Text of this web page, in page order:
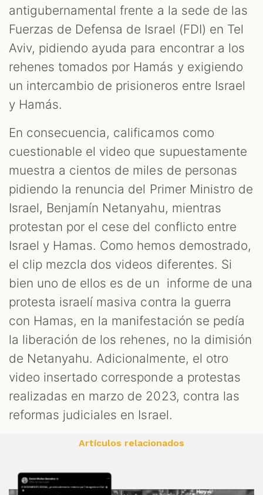
antigubernamental frente a la sede de las
Fuerzas de Defensa de Israel (FDI) en Tel
Aviv, pidiendo ayuda para encontrar a los
rehenes tomados por Hamás y exigiendo
un intercambio de prisioneros entre Israel
y Hamás.
En consecuencia, calificamos como
cuestionable el video que supuestamente
muestra a cientos de miles de personas
pidiendo la renuncia del Primer Ministro de
Israel, Benjamín Netanyahu, mientras
protestan por el cese del conflicto entre
Israel y Hamas. Como hemos demostrado,
el clip mezcla dos videos diferentes. Si
bien uno de ellos es de un informe de una
protesta israelí masiva contra la guerra
con Hamas, en la manifestación se pedía
la liberación de los rehenes, no la dimisión
de Netanyahu. Adicionalmente, el otro
video insertado corresponde a protestas
realizadas en marzo de 2023, contra las
reformas judiciales en Israel.
Artículos relacionados